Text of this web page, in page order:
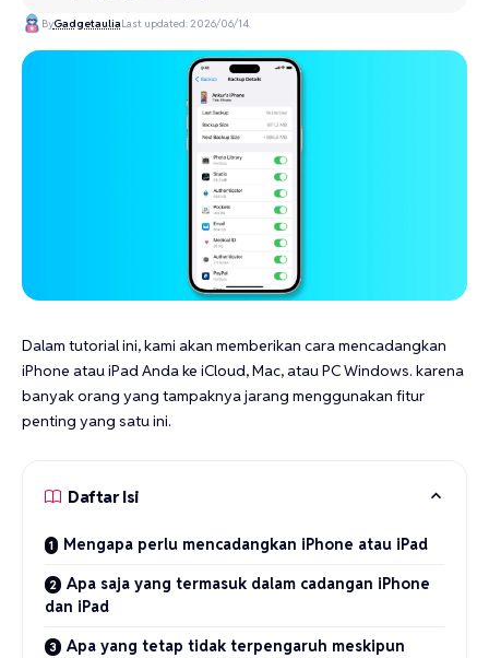
ByGadgetauliaLast updated: 2026/06/14
Dalam tutorialini, kami akan memberikan cara mencadangkan
iPhone atau iPad Anda ke iCloud, Mac, atau PC Windows. karena
banyak orang yang tampaknya jarang menggunakan fitur
penting yang satu ini.
Daftar Isi
Mengapa perlu mencadangkan iPhone atau iPad
Apa saja yang termasuk dalam cadangan iPhone
dan iPad
Apa yang tetap tidak terpengaruh meskipun